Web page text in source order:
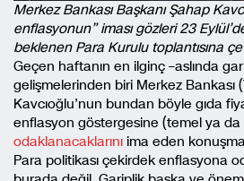
Merkez Bankası Başkanı Şahap
enflasyonun” iması gözleri 23
beklenen Para Kurulu toplantısına
Geçen haftanın en ilginç –aslında
gelişmelerinden biri Merkez Bankası
Kavcıoğlu’nun bundan böyle gıda
enflasyon göstergesine (temel ya da
odaklanacaklarını ima eden
Para politikası çekirdek enflasyona